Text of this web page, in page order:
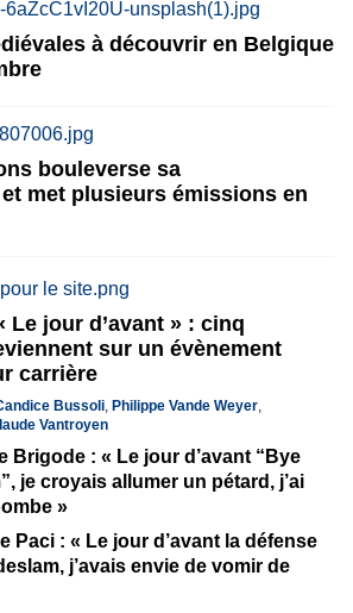
à découvrir en Belgique
bouleverse sa
met plusieurs émissions en
Le jour d’avant » : cinq
sur un évènement
carrière
Bussoli, Philippe Vande Weyer,
Vantroyen
Brigode : « Le jour d’avant “Bye
je croyais allumer un pétard, j’ai
»
Paci : « Le jour d’avant la défense
j’avais envie de vomir de